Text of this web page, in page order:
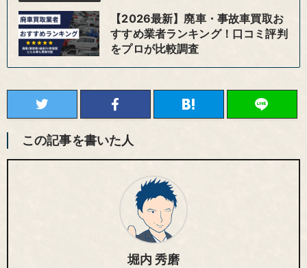
【2026最新】廃車・事故車買取お
すすめ業者ランキング！口コミ評判
をプロが比較調査
この記事を書いた人
堀内 秀磨